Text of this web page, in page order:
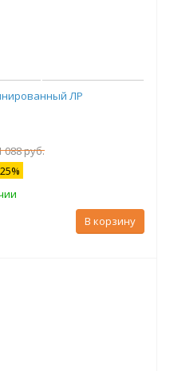
ЛР
088 руб.
В корзину